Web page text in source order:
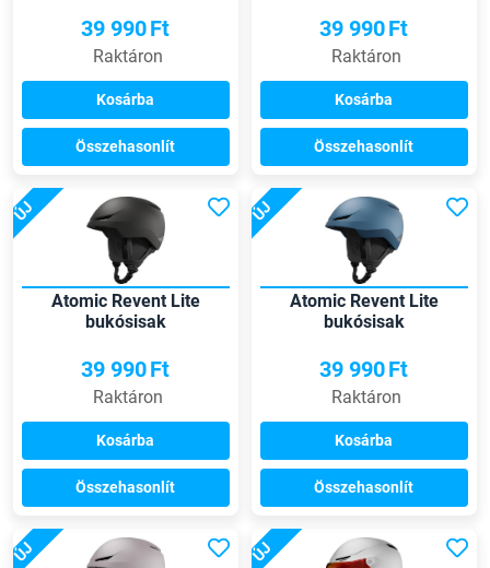
39 990Ft
Raktáron
Kosárba
Összehasonlít
39 990Ft
Raktáron
Kosárba
Összehasonlít
ÚJ
Atomic Revent Lite
bukósisak
39 990Ft
Raktáron
Kosárba
Összehasonlít
ÚJ
Atomic Revent Lite
bukósisak
39 990Ft
Raktáron
Kosárba
Összehasonlít
ÚJ ÚJ